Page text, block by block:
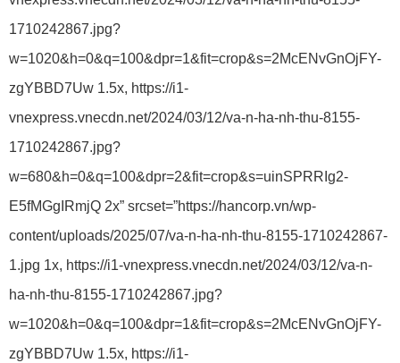
1710242867.jpg?
w=1020&h=0&q=100&dpr=1&fit=crop&s=2McENvGnOjFY-
zgYBBD7Uw 1.5x, https://i1-
vnexpress.vnecdn.net/2024/03/12/va-n-ha-nh-thu-8155-
1710242867.jpg?
w=680&h=0&q=100&dpr=2&fit=crop&s=uinSPRRIg2-
E5fMGgIRmjQ 2x” srcset=”https://hancorp.vn/wp-
content/uploads/2025/07/va-n-ha-nh-thu-8155-1710242867-
1.jpg 1x, https://i1-vnexpress.vnecdn.net/2024/03/12/va-n-
ha-nh-thu-8155-1710242867.jpg?
w=1020&h=0&q=100&dpr=1&fit=crop&s=2McENvGnOjFY-
zgYBBD7Uw 1.5x, https://i1-